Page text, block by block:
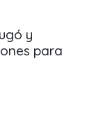
y
para